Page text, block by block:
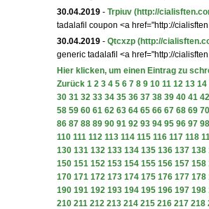
30.04.2019 - Trpiuv (http://
tadalafil coupon <a href="http://
30.04.2019 - Qtcxzp (http://
generic tadalafil <a href="http://
Hier klicken, um einen Eintrag zu
Zurück 1 2 3 4 5 6 7 8 9 10 11 12 13 14
30 31 32 33 34 35 36 37 38 39 40 41 42
58 59 60 61 62 63 64 65 66 67 68 69 70
86 87 88 89 90 91 92 93 94 95 96 97 98
110 111 112 113 114 115 116 117 118
130 131 132 133 134 135 136 137 138
150 151 152 153 154 155 156 157 158
170 171 172 173 174 175 176 177 178
190 191 192 193 194 195 196 197 198
210 211 212 213 214 215 216 217 218